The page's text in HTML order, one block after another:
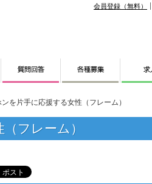
会員登録（無料）
を片手に応援する女性（フレーム）
フレーム）